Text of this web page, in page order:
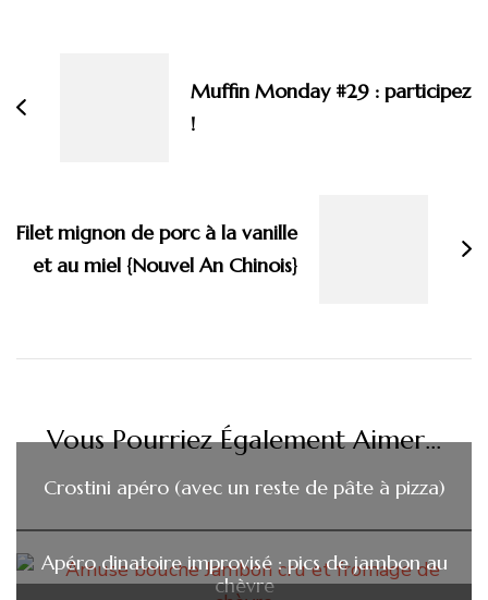
Muffin Monday #29 : participez
!
Filet mignon de porc à la vanille
et au miel {Nouvel An Chinois}
Vous Pourriez Également Aimer...
Crostini apéro (avec un reste de pâte à pizza)
Apéro dinatoire improvisé : pics de jambon au
chèvre